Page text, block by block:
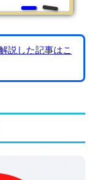
説した記事はこ